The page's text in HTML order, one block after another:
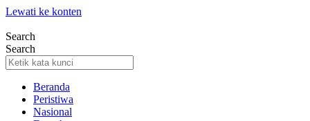
Lewati ke konten
Search
Search
Beranda
Peristiwa
Nasional